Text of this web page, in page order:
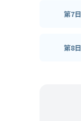
第7日
第8日